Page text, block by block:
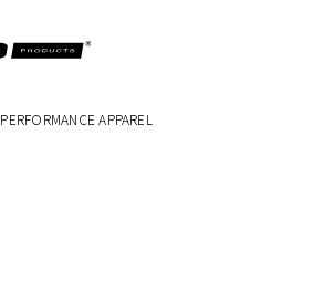
PERFORMANCE APPAREL